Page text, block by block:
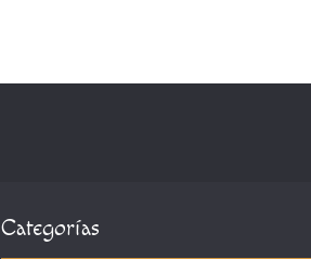
Categorías